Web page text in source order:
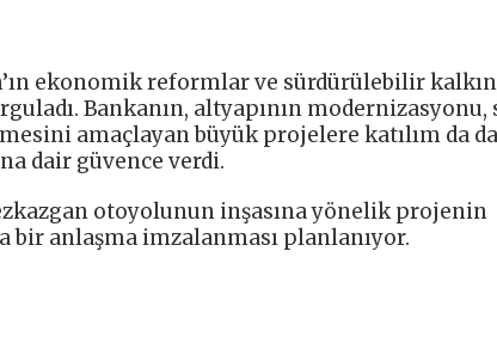
ekonomik reformlar ve sürdürülebilir
Bankanın, altyapının modernizasyonu,
amaçlayan büyük projelere katılım da
dair güvence verdi.
otoyolunun inşasına yönelik projenin
anlaşma imzalanması planlanıyor.